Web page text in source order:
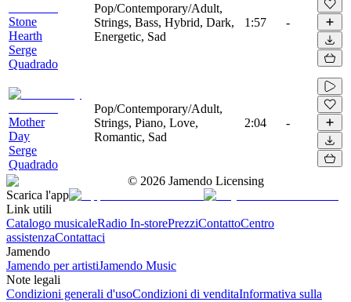
Stone
Hearth
Serge
Quadrado
Pop/Contemporary/Adult,
Strings, Bass, Hybrid, Dark,
Energetic, Sad
1:57 -
Mother
Day
Serge
Quadrado
Pop/Contemporary/Adult,
Strings, Piano, Love,
Romantic, Sad
2:04 -
© 2026 Jamendo Licensing
Scarica l'app
Link utili
Catalogo musicaleRadio In-storePrezziContattoCentro
assistenzaContattaci
Jamendo
Jamendo per artistiJamendo Music
Note legali
Condizioni generali d'usoCondizioni di venditaInformativa sulla